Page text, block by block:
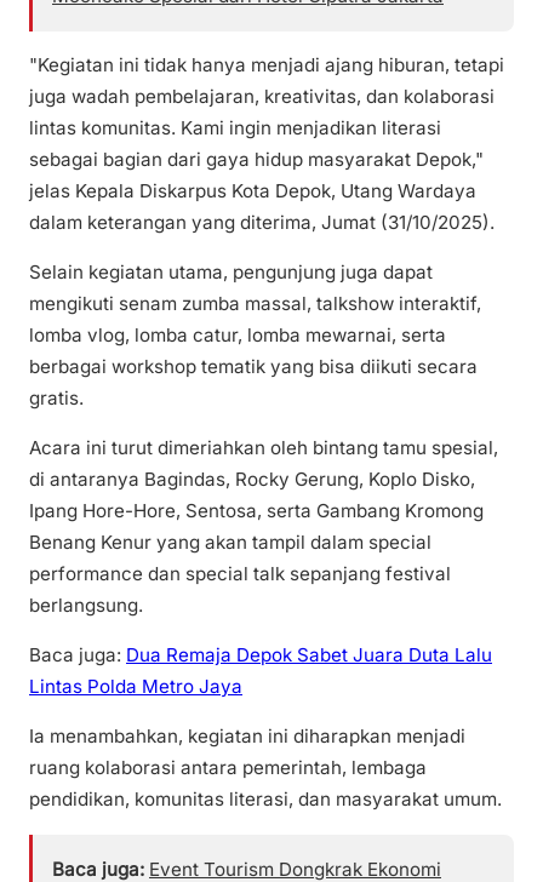
"Kegiatan ini tidak hanya menjadi ajang hiburan, tetapi
juga wadah pembelajaran, kreativitas, dan kolaborasi
lintas komunitas. Kami ingin menjadikan literasi
sebagai bagian dari gaya hidup masyarakat Depok,"
jelas Kepala Diskarpus Kota Depok, Utang Wardaya
dalam keterangan yang diterima, Jumat (31/10/2025).
Selain kegiatan utama, pengunjung juga dapat
mengikuti senam zumba massal, talkshow interaktif,
lomba vlog, lomba catur, lomba mewarnai, serta
berbagai workshop tematik yang bisa diikuti secara
gratis.
Acara ini turut dimeriahkan oleh bintang tamu spesial,
di antaranya Bagindas, Rocky Gerung, Koplo Disko,
Ipang Hore-Hore, Sentosa, serta Gambang Kromong
Benang Kenur yang akan tampil dalam special
performance dan special talk sepanjang festival
berlangsung.
Baca juga: Dua Remaja Depok Sabet Juara Duta Lalu
Lintas Polda Metro Jaya
Ia menambahkan, kegiatan ini diharapkan menjadi
ruang kolaborasi antara pemerintah, lembaga
pendidikan, komunitas literasi, dan masyarakat umum.
Baca juga: Event Tourism Dongkrak Ekonomi